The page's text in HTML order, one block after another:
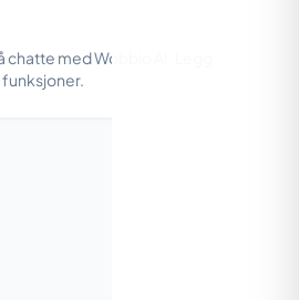
chatte med Wobbio AI. Legg